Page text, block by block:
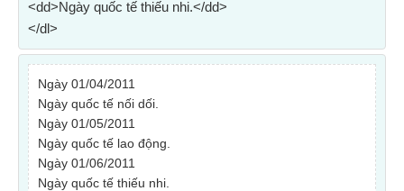
<dd>Ngày quốc tế thiếu nhi.</dd>
</dl>
Ngày 01/04/2011
Ngày quốc tế nối dối.
Ngày 01/05/2011
Ngày quốc tế lao động.
Ngày 01/06/2011
Ngày quốc tế thiếu nhi.